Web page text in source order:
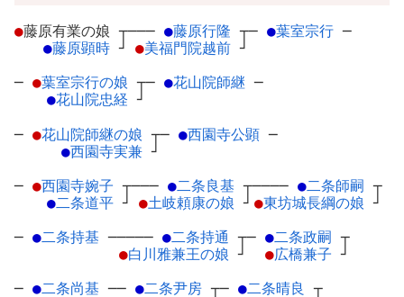
●藤原有業の娘 ┬
●藤原顕時 ┘
─── ●藤原行隆 ┬
●美福門院越前 ┘
─ ●葉室宗行 ─
─ ●葉室宗行の娘 ┬
●花山院忠経 ┘
─ ●花山院師継 ─
─ ●花山院師継の娘 ┬
●西園寺実兼 ┘
─ ●西園寺公顕 ─
─ ●西園寺婉子 ┬
●二条道平 ┘
─── ●二条良基 ┬
●土岐頼康の娘 ┘
──── ●二条師嗣 ┬
●東坊城長綱の娘 ┘
─ ●二条持基 ───── ●二条持通 ┬
●白川雅兼王の娘 ┘
─ ●二条政嗣 ┬
●広橋兼子 ┘
─ ●二条尚基 ── ●二条尹房 ┬─ ●二条晴良
┬